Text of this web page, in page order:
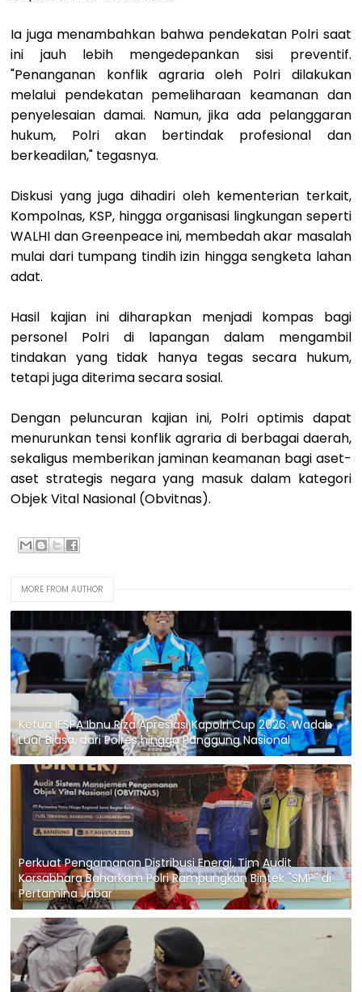
Ia juga menambahkan bahwa pendekatan Polri saat
ini jauh lebih mengedepankan sisi preventif.
"Penanganan konflik agraria oleh Polri dilakukan
melalui pendekatan pemeliharaan keamanan dan
penyelesaian damai. Namun, jika ada pelanggaran
hukum, Polri akan bertindak profesional dan
berkeadilan," tegasnya.
Diskusi yang juga dihadiri oleh kementerian terkait,
Kompolnas, KSP, hingga organisasi lingkungan seperti
WALHI dan Greenpeace ini, membedah akar masalah
mulai dari tumpang tindih izin hingga sengketa lahan
adat.
Hasil kajian ini diharapkan menjadi kompas bagi
personel Polri di lapangan dalam mengambil
tindakan yang tidak hanya tegas secara hukum,
tetapi juga diterima secara sosial.
Dengan peluncuran kajian ini, Polri optimis dapat
menurunkan tensi konflik agraria di berbagai daerah,
sekaligus memberikan jaminan keamanan bagi aset-
aset strategis negara yang masuk dalam kategori
Objek Vital Nasional (Obvitnas).
MORE FROM AUTHOR
Ketua IESPA Ibnu Riza Apresiasi Kapolri Cup 2026: Wadah
Luar Biasa, dari Polres hingga Panggung Nasional
Perkuat Pengamanan Distribusi Energi, Tim Audit
Korsabhara Baharkam Polri Rampungkan Bintek "SMP" di
Pertamina Jabar